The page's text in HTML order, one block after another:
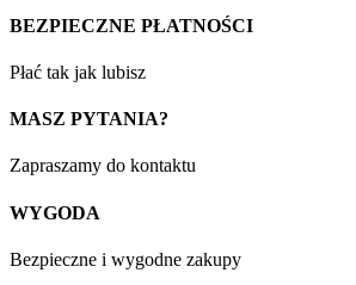
BEZPIECZNE PŁATNOŚCI
Płać tak jak lubisz
MASZ PYTANIA?
Zapraszamy do kontaktu
WYGODA
Bezpieczne i wygodne zakupy